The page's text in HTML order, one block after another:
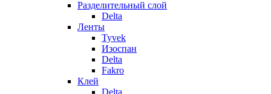
Разделительный слой
Delta
Ленты
Tyvek
Изоспан
Delta
Fakro
Клей